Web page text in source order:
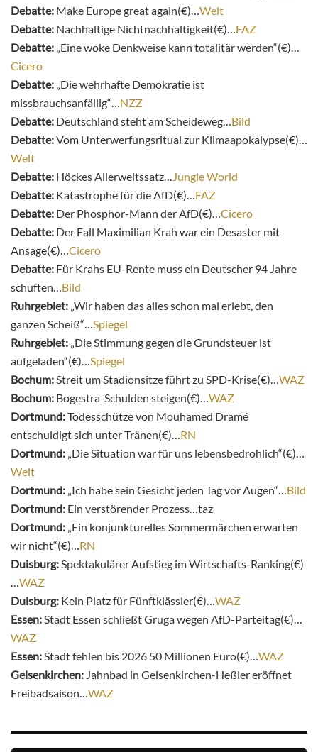
Debatte: Make Europe great again(€)…Welt
Debatte: Nachhaltige Nichtnachhaltigkeit(€)…FAZ
Debatte: „Eine woke Denkweise kann totalitär werden“(€)…
Cicero
Debatte: „Die wehrhafte Demokratie ist
missbrauchsanfällig“…NZZ
Debatte: Deutschland steht am Scheideweg…Bild
Debatte:Vom Unterwerfungsritual zur Klimaapokalypse(€)…
Welt
Debatte: Höckes Allerweltssatz…Jungle World
Debatte: Katastrophe für die AfD(€)…FAZ
Debatte: Der Phosphor-Mann der AfD(€)…Cicero
Debatte: Der Fall Maximilian Krah war ein Desaster mit
Ansage(€)…Cicero
Debatte: Für Krahs EU-Rente muss ein Deutscher 94 Jahre
schuften…Bild
Ruhrgebiet: „Wir haben das alles schon mal erlebt, den
ganzen Scheiß“…Spiegel
Ruhrgebiet: „Die Stimmung gegen die Grundsteuer ist
aufgeladen“(€)…Spiegel
Bochum:Streit um Stadionsitze führt zu SPD-Krise(€)…WAZ
Bochum: Bogestra-Schulden steigen(€)…WAZ
Dortmund:Todesschütze von Mouhamed Dramé
entschuldigt sich unter Tränen(€)…RN
Dortmund: „Die Situation war für uns lebensbedrohlich“(€)…
Welt
Dortmund: „Ich habe sein Gesicht jeden Tag vor Augen“…Bild
Dortmund: Ein verstörender Prozess…taz
Dortmund: „Ein konjunkturelles Sommermärchen erwarten
wir nicht“(€)…RN
Duisburg:Spektakulärer Aufstieg im Wirtschafts-Ranking(€)
…WAZ
Duisburg: Kein Platz für Fünftklässler(€)…WAZ
Essen:Stadt Essen schließt Gruga wegen AfD-Parteitag(€)…
WAZ
Essen:Stadt fehlen bis 2026 50 Millionen Euro(€)…WAZ
Gelsenkirchen: Jahnbad in Gelsenkirchen-Heßler eröffnet
Freibadsaison…WAZ